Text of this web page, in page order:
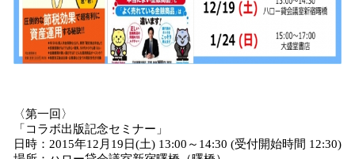
〈第一回〉
「コラボ出版記念セミナー」
日時：2015年12月19日(土) 13:00～14:30 (受付開始時間 12:30)